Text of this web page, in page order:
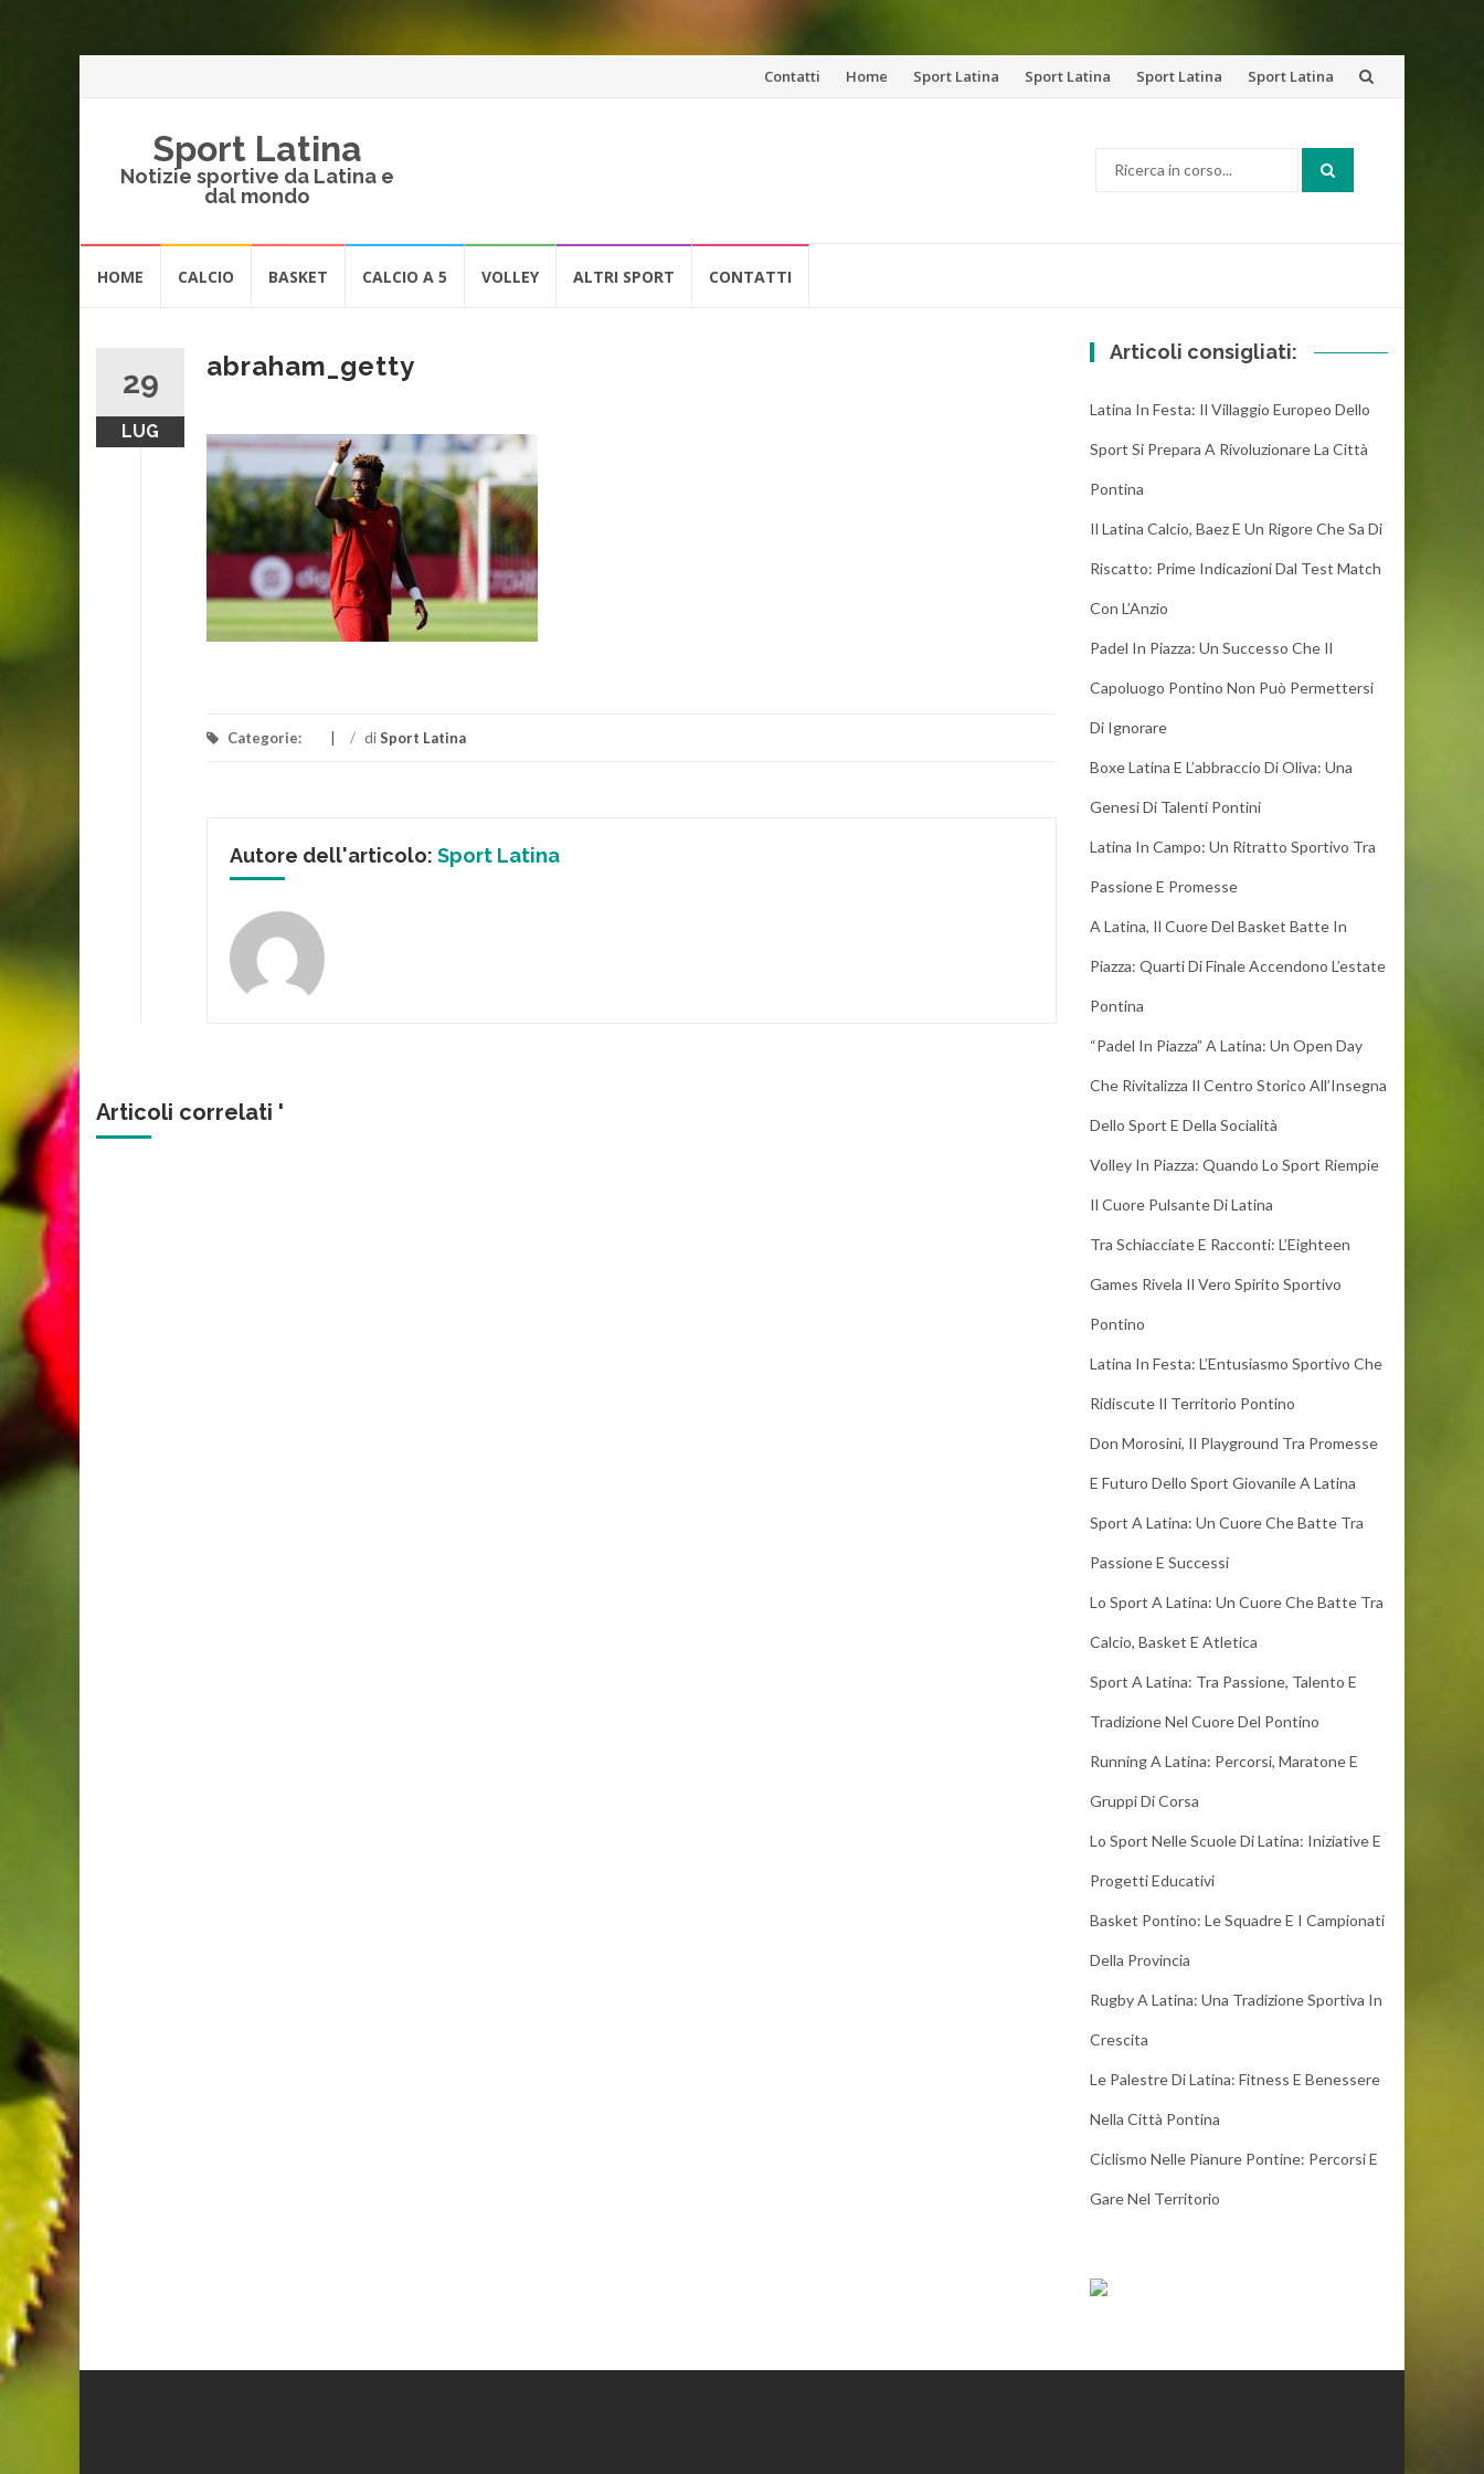
VaiContatti Home Sport Latina Sport Latina Sport Latina Sport Latina
Sport Latina
Notizie sportive da Latina e
dal mondo
HOME CALCIO BASKET CALCIO A 5 VOLLEY ALTRI SPORT CONTATTI
29
LUG
abraham_getty
Categorie: / diSport Latina
Autore dell'articolo: Sport Latina
Articoli correlati '
Articoli consigliati:
Latina In Festa: Il Villaggio Europeo Dello
Sport Si Prepara A Rivoluzionare La Città
Pontina
Il Latina Calcio, Baez E Un Rigore Che Sa Di
Riscatto: Prime Indicazioni Dal Test Match
Con L’Anzio
Padel In Piazza: Un Successo Che Il
Capoluogo Pontino Non Può Permettersi
Di Ignorare
Boxe Latina E L’abbraccio Di Oliva: Una
Genesi Di Talenti Pontini
Latina In Campo: Un Ritratto Sportivo Tra
Passione E Promesse
A Latina, Il Cuore Del Basket Batte In
Piazza: Quarti Di Finale Accendono L’estate
Pontina
“Padel In Piazza” A Latina: Un Open Day
Che Rivitalizza Il Centro Storico All’Insegna
Dello Sport E Della Socialità
Volley In Piazza: Quando Lo Sport Riempie
Il Cuore Pulsante Di Latina
Tra Schiacciate E Racconti: L’Eighteen
Games Rivela Il Vero Spirito Sportivo
Pontino
Latina In Festa: L’Entusiasmo Sportivo Che
Ridiscute Il Territorio Pontino
Don Morosini, Il Playground Tra Promesse
E Futuro Dello Sport Giovanile A Latina
Sport A Latina: Un Cuore Che Batte Tra
Passione E Successi
Lo Sport A Latina: Un Cuore Che Batte Tra
Calcio, Basket E Atletica
Sport A Latina: Tra Passione, Talento E
Tradizione Nel Cuore Del Pontino
Running A Latina: Percorsi, Maratone E
Gruppi Di Corsa
Lo Sport Nelle Scuole Di Latina: Iniziative E
Progetti Educativi
Basket Pontino: Le Squadre E I Campionati
Della Provincia
Rugby A Latina: Una Tradizione Sportiva In
Crescita
Le Palestre Di Latina: Fitness E Benessere
Nella Città Pontina
Ciclismo Nelle Pianure Pontine: Percorsi E
Gare Nel Territorio